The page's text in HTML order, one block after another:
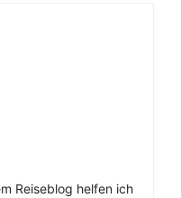
Reiseblog helfen ich